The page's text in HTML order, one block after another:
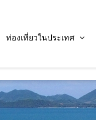
ท่องเที่ยวในประเทศ